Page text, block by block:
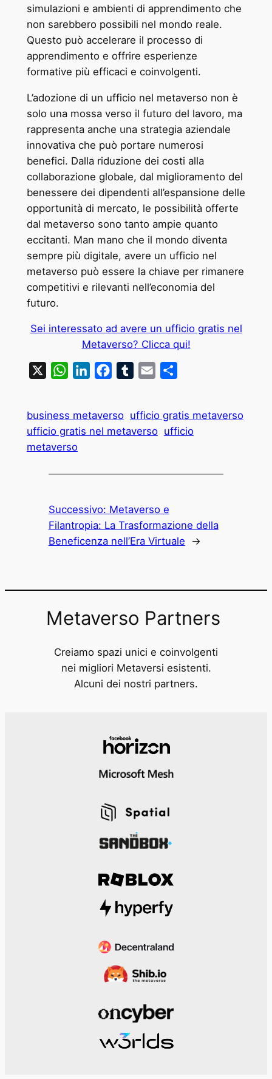
simulazioni e ambienti di apprendimento che
non sarebbero possibili nel mondo reale.
Questo può accelerare il processo di
apprendimento e offrire esperienze
formative più efficaci e coinvolgenti.
L’adozione di un ufficio nel metaverso non è
solo una mossa verso il futuro del lavoro, ma
rappresenta anche una strategia aziendale
innovativa che può portare numerosi
benefici. Dalla riduzione dei costi alla
collaborazione globale, dal miglioramento del
benessere dei dipendenti all’espansione delle
opportunità di mercato, le possibilità offerte
dal metaverso sono tanto ampie quanto
eccitanti. Man mano che il mondo diventa
sempre più digitale, avere un ufficio nel
metaverso può essere la chiave per rimanere
competitivi e rilevanti nell’economia del
futuro.
Sei interessato ad avere un ufficio gratis nel
Metaverso? Clicca qui!
WhatsAppLinkedInFacebookTumblrEmail
business metaverso ufficio gratis metaverso
ufficio gratis nel metaverso ufficio
metaverso
Successivo: Metaverso e
Filantropia: La Trasformazione della
Beneficenza nell’Era Virtuale
→
Metaverso Partners
Creiamo spazi unici e coinvolgenti
nei migliori Metaversi esistenti.
Alcuni dei nostri partners.